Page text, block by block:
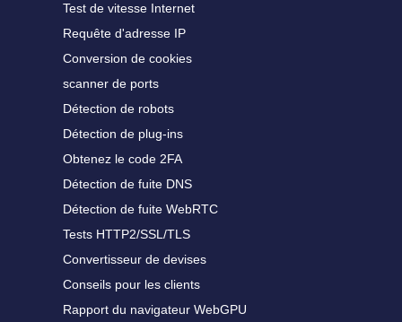
Test de vitesse Internet
Requête d'adresse IP
Conversion de cookies
scanner de ports
Détection de robots
Détection de plug-ins
Obtenez le code 2FA
Détection de fuite DNS
Détection de fuite WebRTC
Tests HTTP2/SSL/TLS
Convertisseur de devises
Conseils pour les clients
Rapport du navigateur WebGPU